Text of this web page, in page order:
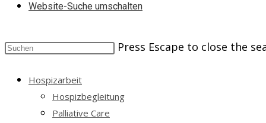
Website-Suche umschalten
Press Escape to close the
Hospizarbeit
Hospizbegleitung
Palliative Care